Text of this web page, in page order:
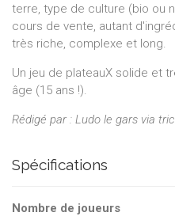
terre, type de culture (bio ou
cours de vente, autant
très riche, complexe et long.
Un jeu de plateauX solide et
âge (15 ans !).
Rédigé par : Ludo le gars via
Spécifications
Nombre de joueurs